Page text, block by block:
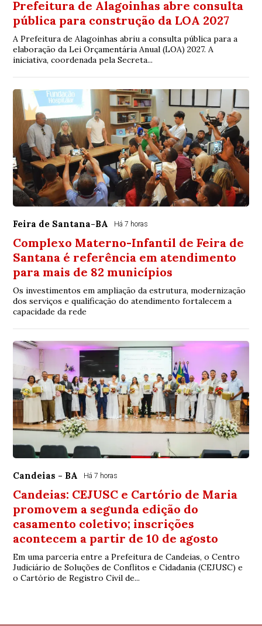
Prefeitura de Alagoinhas abre consulta
pública para construção da LOA 2027
A Prefeitura de Alagoinhas abriu a consulta pública para a
elaboração da Lei Orçamentária Anual (LOA) 2027. A
iniciativa, coordenada pela Secreta...
Feira de Santana-BA Há 7 horas
Complexo Materno-Infantil de Feira de
Santana é referência em atendimento
para mais de 82 municípios
Os investimentos em ampliação da estrutura, modernização
dos serviços e qualificação do atendimento fortalecem a
capacidade da rede
Candeias - BA Há 7 horas
Candeias: CEJUSC e Cartório de Maria
promovem a segunda edição do
casamento coletivo; inscrições
acontecem a partir de 10 de agosto
Em uma parceria entre a Prefeitura de Candeias, o Centro
Judiciário de Soluções de Conflitos e Cidadania (CEJUSC) e
o Cartório de Registro Civil de...